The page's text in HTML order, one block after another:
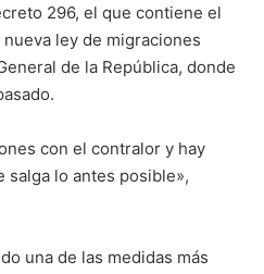
296, el que contiene el
ley de migraciones
de la República, donde
con el contralor y hay
salga lo antes posible»,
una de las medidas más